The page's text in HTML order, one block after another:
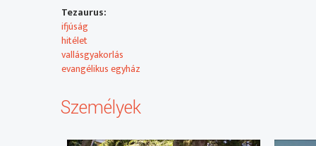
Tezaurus:
ifjúság
hitélet
vallásgyakorlás
evangélikus egyház
Személyek